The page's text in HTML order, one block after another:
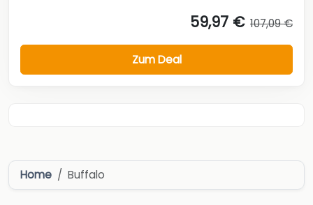
59,97 € 107,09 €
Zum Deal
Home Buffalo